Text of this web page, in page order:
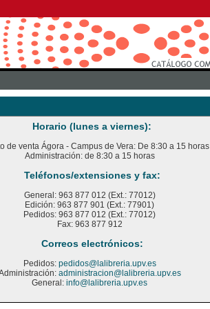
Horario (lunes a viernes):
venta Ágora - Campus de Vera: De 8:30 a 15 horas
Administración: de 8:30 a 15 horas
Teléfonos/extensiones y fax:
General: 963 877 012 (Ext.: 77012)
Edición: 963 877 901 (Ext.: 77901)
Pedidos: 963 877 012 (Ext.: 77012)
Fax: 963 877 912
Correos electrónicos:
Pedidos: pedidos@lalibreria.upv.es
administracion@lalibreria.upv.es
General: info@lalibreria.upv.es